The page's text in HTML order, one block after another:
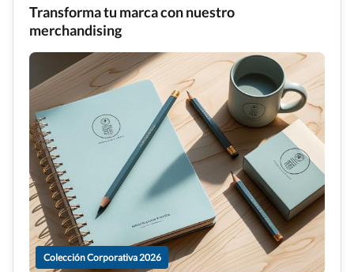
Transforma tu marca con nuestro
merchandising
Colección Corporativa 2026